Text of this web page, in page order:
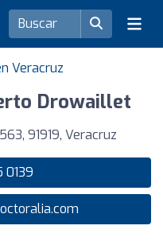
Veracruz
Drowaillet
91919, Veracruz
0139